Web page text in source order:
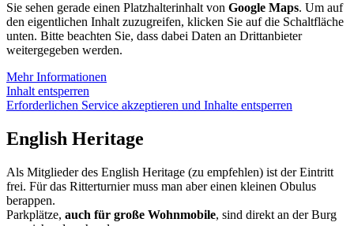
Sie sehen gerade einen Platzhalterinhalt von Google Maps. Um auf
den eigentlichen Inhalt zuzugreifen, klicken Sie auf die Schaltfläche
unten. Bitte beachten Sie, dass dabei Daten an Drittanbieter
weitergegeben werden.
Mehr Informationen
Inhalt entsperren
Erforderlichen Service akzeptieren und Inhalte entsperren
English Heritage
Als Mitglieder des English Heritage (zu empfehlen) ist der Eintritt
frei. Für das Ritterturnier muss man aber einen kleinen Obulus
berappen.
Parkplätze, auch für große Wohnmobile, sind direkt an der Burg